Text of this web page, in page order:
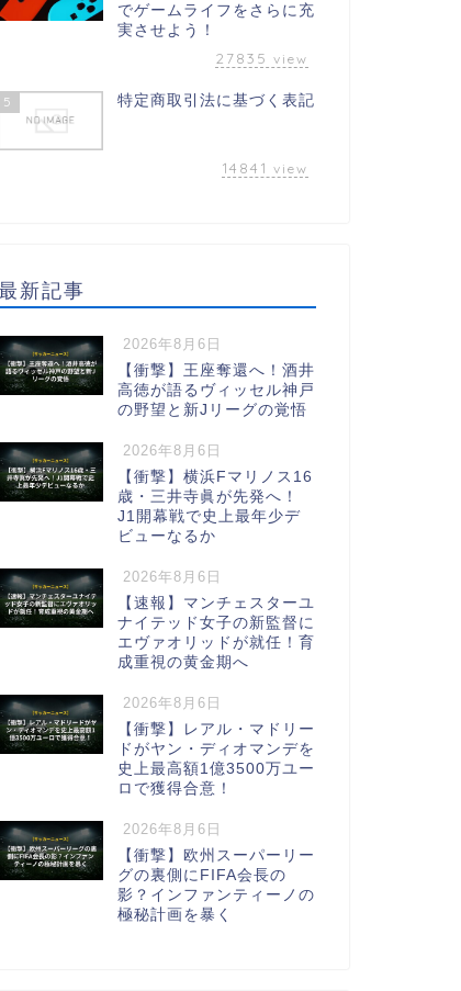
でゲームライフをさらに充
実させよう！
27835 view
5 特定商取引法に基づく表記
14841 view
新記事
2026年8月6日
【衝撃】王座奪還へ！酒井
高徳が語るヴィッセル神戸
の野望と新Jリーグの覚悟
2026年8月6日
【衝撃】横浜Fマリノス16
歳・三井寺眞が先発へ！
J1開幕戦で史上最年少デ
ビューなるか
2026年8月6日
【速報】マンチェスターユ
ナイテッド女子の新監督に
エヴァオリッドが就任！育
成重視の黄金期へ
2026年8月6日
【衝撃】レアル・マドリー
ドがヤン・ディオマンデを
史上最高額1億3500万ユー
ロで獲得合意！
2026年8月6日
【衝撃】欧州スーパーリー
グの裏側にFIFA会長の
影？インファンティーノの
極秘計画を暴く